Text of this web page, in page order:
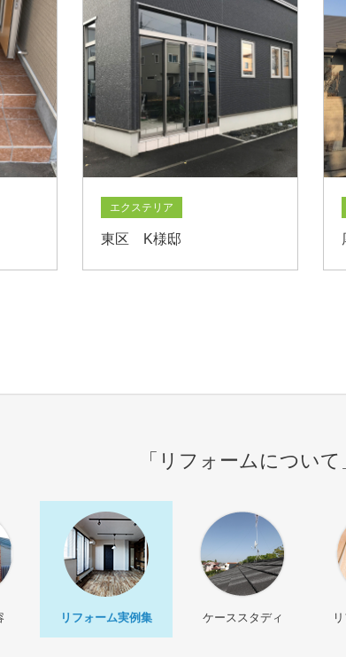
エクステリア
東区 K様邸
「リフォームについ
リフォーム実例集 ケーススタディ